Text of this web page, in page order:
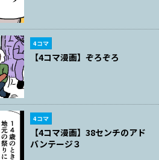
4コマ
【4コマ漫画】ぞろぞろ
4コマ
【4コマ漫画】38センチのアド
バンテージ３